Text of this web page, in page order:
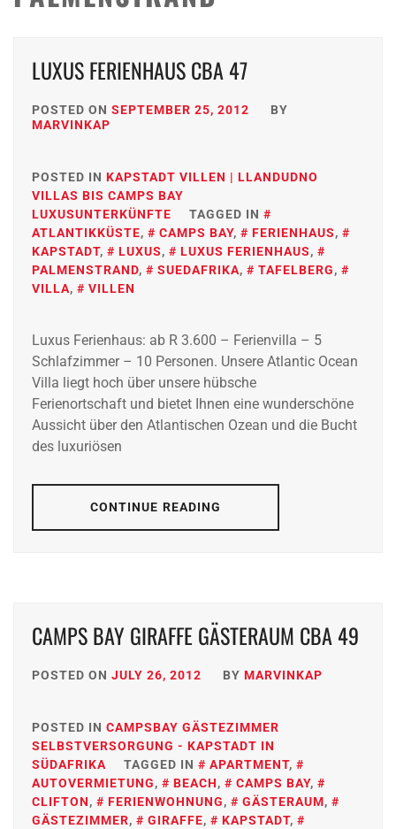
LUXUS FERIENHAUS CBA 47
POSTED ON SEPTEMBER 25, 2012
BY
MARVINKAP
POSTED IN KAPSTADT VILLEN | LLANDUDNO
VILLAS BIS CAMPS BAY
LUXUSUNTERKÜNFTE
TAGGED IN
ATLANTIKKÜSTE, CAMPS BAY, FERIENHAUS,
KAPSTADT, LUXUS, LUXUS FERIENHAUS,
PALMENSTRAND, SUEDAFRIKA, TAFELBERG,
VILLA, VILLEN
Luxus Ferienhaus: ab R 3.600 – Ferienvilla – 5
Schlafzimmer – 10 Personen. Unsere Atlantic Ocean
Villa liegt hoch über unsere hübsche
Ferienortschaft und bietet Ihnen eine wunderschöne
Aussicht über den Atlantischen Ozean und die Bucht
des luxuriösen
CONTINUE READING
CAMPS BAY GIRAFFE GÄSTERAUM CBA 49
POSTED ON JULY 26, 2012 BY MARVINKAP
POSTED IN CAMPSBAY GÄSTEZIMMER
SELBSTVERSORGUNG - KAPSTADT IN
SÜDAFRIKA
TAGGED IN APARTMENT,
AUTOVERMIETUNG, BEACH, CAMPS BAY,
CLIFTON, FERIENWOHNUNG, GÄSTERAUM,
GÄSTEZIMMER, GIRAFFE, KAPSTADT,